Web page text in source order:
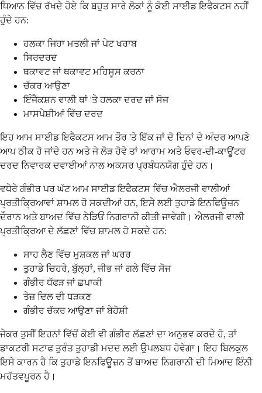
ਧਿਆਨ ਵਿੱਚ ਰੱਖਦੇ ਹੋਏ ਕਿ ਬਹੁਤ ਸਾਰੇ ਲੋਕਾਂ ਨੂੰ ਕੋਈ ਸਾਈਡ ਇਫੈਕਟਸ ਨਹੀਂ
ਹੁੰਦੇ ਹਨ:
ਹਲਕਾ ਜਿਹਾ ਮਤਲੀ ਜਾਂ ਪੇਟ ਖਰਾਬ
ਸਿਰਦਰਦ
ਥਕਾਵਟ ਜਾਂ ਥਕਾਵਟ ਮਹਿਸੂਸ ਕਰਨਾ
ਚੱਕਰ ਆਉਣਾ
ਇੰਜੈਕਸ਼ਨ ਵਾਲੀ ਥਾਂ 'ਤੇ ਹਲਕਾ ਦਰਦ ਜਾਂ ਸੋਜ
ਮਾਸਪੇਸ਼ੀਆਂ ਵਿੱਚ ਦਰਦ
ਇਹ ਆਮ ਸਾਈਡ ਇਫੈਕਟਸ ਆਮ ਤੌਰ 'ਤੇ ਇੱਕ ਜਾਂ ਦੋ ਦਿਨਾਂ ਦੇ ਅੰਦਰ ਆਪਣੇ
ਆਪ ਠੀਕ ਹੋ ਜਾਂਦੇ ਹਨ ਅਤੇ ਜੇ ਲੋੜ ਹੋਵੇ ਤਾਂ ਆਰਾਮ ਅਤੇ ਓਵਰ-ਦੀ-ਕਾਊਂਟਰ
ਦਰਦ ਨਿਵਾਰਕ ਦਵਾਈਆਂ ਨਾਲ ਅਕਸਰ ਪ੍ਰਬੰਧਨਯੋਗ ਹੁੰਦੇ ਹਨ।
ਵਧੇਰੇ ਗੰਭੀਰ ਪਰ ਘੱਟ ਆਮ ਸਾਈਡ ਇਫੈਕਟਸ ਵਿੱਚ ਐਲਰਜੀ ਵਾਲੀਆਂ
ਪ੍ਰਤੀਕ੍ਰਿਆਵਾਂ ਸ਼ਾਮਲ ਹੋ ਸਕਦੀਆਂ ਹਨ, ਇਸੇ ਲਈ ਤੁਹਾਡੇ ਇਨਫਿਊਜ਼ਨ
ਦੌਰਾਨ ਅਤੇ ਬਾਅਦ ਵਿੱਚ ਨੇੜਿਓਂ ਨਿਗਰਾਨੀ ਕੀਤੀ ਜਾਵੇਗੀ। ਐਲਰਜੀ ਵਾਲੀ
ਪ੍ਰਤੀਕ੍ਰਿਆ ਦੇ ਲੱਛਣਾਂ ਵਿੱਚ ਸ਼ਾਮਲ ਹੋ ਸਕਦੇ ਹਨ:
ਸਾਹ ਲੈਣ ਵਿੱਚ ਮੁਸ਼ਕਲ ਜਾਂ ਘਰਰ
ਤੁਹਾਡੇ ਚਿਹਰੇ, ਬੁੱਲ੍ਹਾਂ, ਜੀਭ ਜਾਂ ਗਲੇ ਵਿੱਚ ਸੋਜ
ਗੰਭੀਰ ਧੱਫੜ ਜਾਂ ਛਪਾਕੀ
ਤੇਜ਼ ਦਿਲ ਦੀ ਧੜਕਣ
ਗੰਭੀਰ ਚੱਕਰ ਆਉਣਾ ਜਾਂ ਬੇਹੋਸ਼ੀ
ਜੇਕਰ ਤੁਸੀਂ ਇਹਨਾਂ ਵਿੱਚੋਂ ਕੋਈ ਵੀ ਗੰਭੀਰ ਲੱਛਣਾਂ ਦਾ ਅਨੁਭਵ ਕਰਦੇ ਹੋ, ਤਾਂ
ਡਾਕਟਰੀ ਸਟਾਫ ਤੁਰੰਤ ਤੁਹਾਡੀ ਮਦਦ ਲਈ ਉਪਲਬਧ ਹੋਵੇਗਾ। ਇਹ ਬਿਲਕੁਲ
ਇਸੇ ਕਾਰਨ ਹੈ ਕਿ ਤੁਹਾਡੇ ਇਨਫਿਊਜ਼ਨ ਤੋਂ ਬਾਅਦ ਨਿਗਰਾਨੀ ਦੀ ਮਿਆਦ ਇੰਨੀ
ਮਹੱਤਵਪੂਰਨ ਹੈ।